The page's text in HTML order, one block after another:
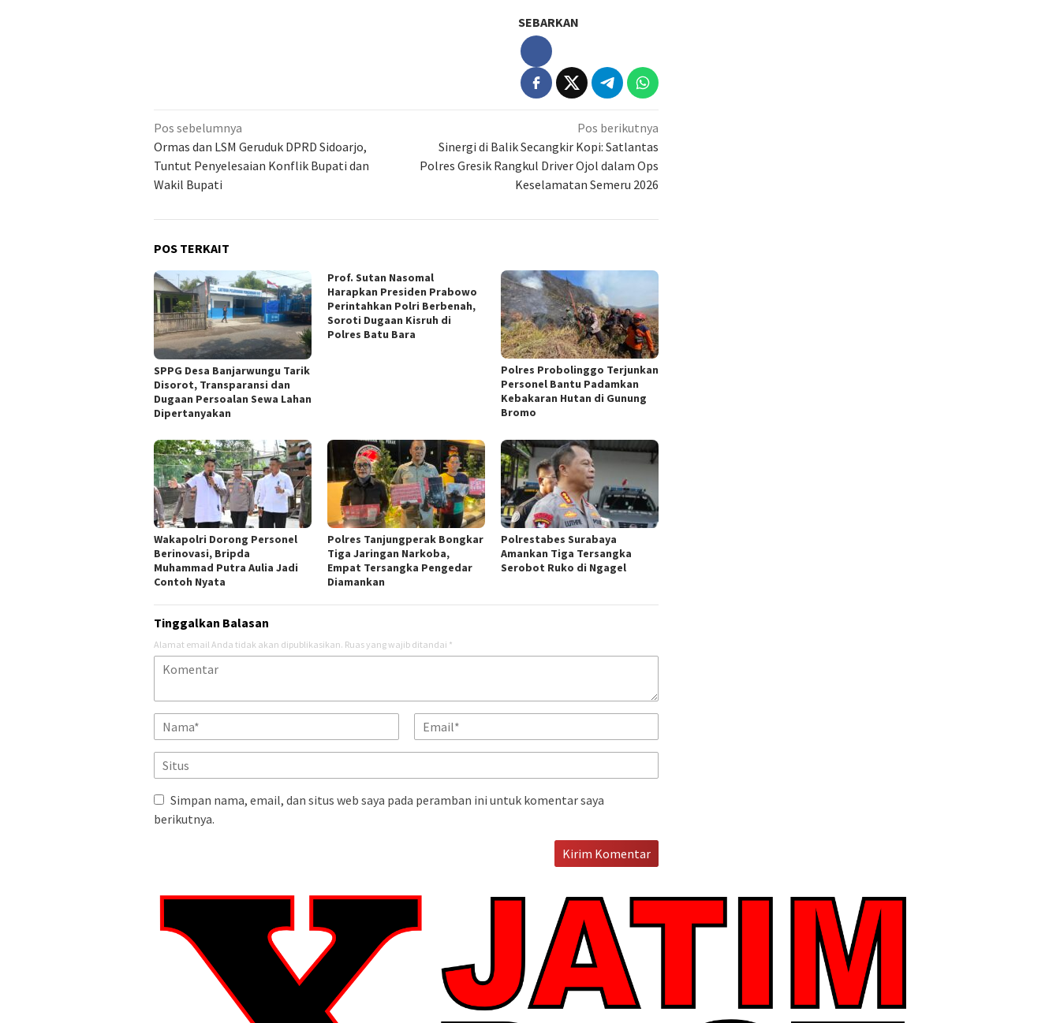
SEBARKAN
Navigasi
pos
Pos sebelumnya
Ormas dan LSM Geruduk DPRD Sidoarjo,
Tuntut Penyelesaian Konflik Bupati dan
Wakil Bupati
Pos berikutnya
Sinergi di Balik Secangkir Kopi: Satlantas
Polres Gresik Rangkul Driver Ojol dalam Ops
Keselamatan Semeru 2026
POS TERKAIT
SPPG Desa Banjarwungu Tarik
Disorot, Transparansi dan
Dugaan Persoalan Sewa Lahan
Dipertanyakan
Prof. Sutan Nasomal
Harapkan Presiden Prabowo
Perintahkan Polri Berbenah,
Soroti Dugaan Kisruh di
Polres Batu Bara
Polres Probolinggo Terjunkan
Personel Bantu Padamkan
Kebakaran Hutan di Gunung
Bromo
Wakapolri Dorong Personel
Berinovasi, Bripda
Muhammad Putra Aulia Jadi
Contoh Nyata
Polres Tanjungperak Bongkar
Tiga Jaringan Narkoba,
Empat Tersangka Pengedar
Diamankan
Polrestabes Surabaya
Amankan Tiga Tersangka
Serobot Ruko di Ngagel
Tinggalkan Balasan
Alamat email Anda tidak akan dipublikasikan. Ruas yang wajib ditandai *
Simpan nama, email, dan situs web saya pada peramban ini untuk komentar saya
berikutnya.